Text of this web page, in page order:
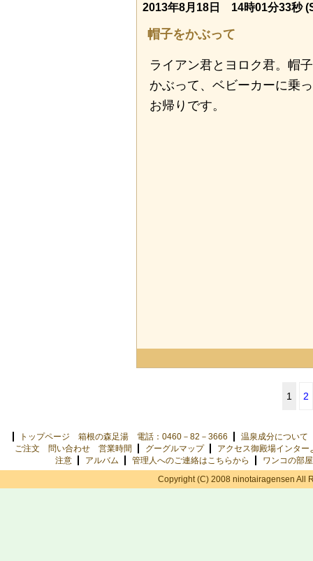
2013年8月18日 14時01分33秒
帽子をかぶって
ライアン君とヨロク君。帽
かぶって、ベビーカーに乗
お帰りです。
1 2
トップページ 箱根の森足湯 電話：0460－82－3666
温泉成分について
ご注文 問い合わせ 営業時間
グーグルマップ
アクセス御殿場インター
注意
アルバム 管理人へのご連絡はこちらから
ワンコの部屋
Copyright (C) 2008 ninotairagensen All